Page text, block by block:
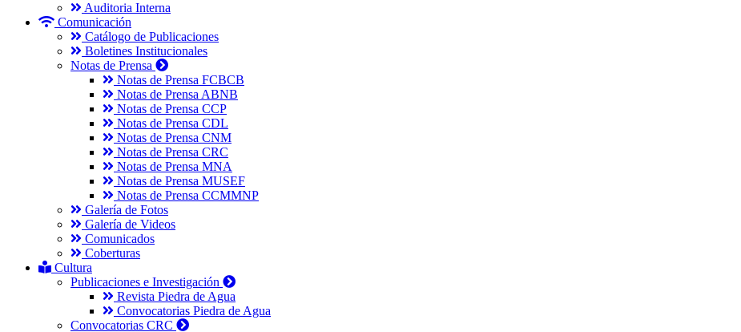
Auditoria Interna
Comunicación
Catálogo de Publicaciones
Boletines Institucionales
Notas de Prensa
Notas de Prensa FCBCB
Notas de Prensa ABNB
Notas de Prensa CCP
Notas de Prensa CDL
Notas de Prensa CNM
Notas de Prensa CRC
Notas de Prensa MNA
Notas de Prensa MUSEF
Notas de Prensa CCMMNP
Galería de Fotos
Galería de Videos
Comunicados
Coberturas
Cultura
Publicaciones e Investigación
Revista Piedra de Agua
Convocatorias Piedra de Agua
Convocatorias CRC